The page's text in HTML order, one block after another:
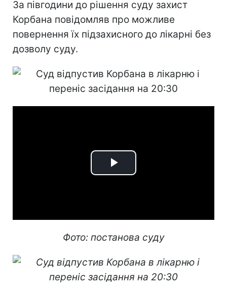
За півгодини до рішення суду захист
Корбана повідомляв про можливе
повернення їх підзахисного до лікарні без
дозволу суду.
Play
Фото: постанова суду